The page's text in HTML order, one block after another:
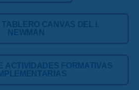
CANVAS DEL I.
NEWMAN
ACTIVIDADES FORMATIVAS